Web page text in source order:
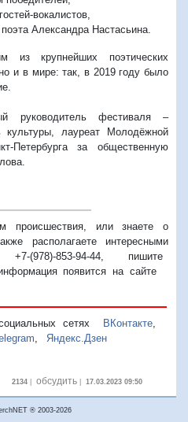
вокалистов,
Александра Настасьина.
из крупнейших поэтических
и в мире: так, в 2019 году было
руководитель фестиваля –
культуры, лауреат Молодёжной
Петербурга за общественную
происшествия, или знаете о
располагаете интересными
+7-(978)-853-94-44, пишите
появится на сайте
сетях ВКонтакте,
Яндекс.Дзен
2134| обсудить| 17.03.2023 09:50
® 2003-2026